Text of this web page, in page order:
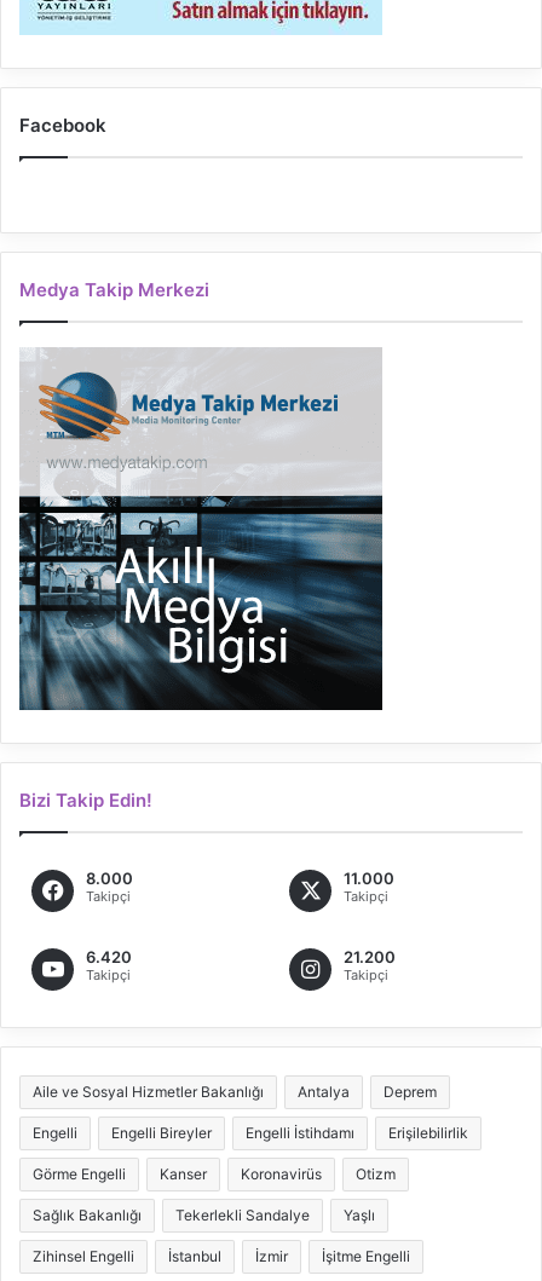
Facebook
Medya Takip Merkezi
Bizi Takip Edin!
8.000
Takipçi
11.000
Takipçi
6.420
Takipçi
21.200
Takipçi
Aile ve Sosyal Hizmetler Bakanlığı Antalya Deprem
Engelli Engelli Bireyler Engelli İstihdamı Erişilebilirlik
Görme Engelli Kanser Koronavirüs Otizm
Sağlık Bakanlığı Tekerlekli Sandalye Yaşlı
Zihinsel Engelli İstanbul İzmir İşitme Engelli